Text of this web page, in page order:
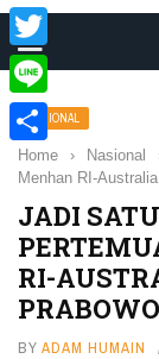
NASIONAL
Home › Nasional
Menhan RI-
JADI
RI-
PRABOWO
BY ADAM HUMAIN
Facebook
Twitter
Line
Share